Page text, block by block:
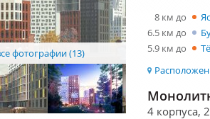
фотографии (13)
8 км до
6.5 км до
5.9 км до
4 корпуса,